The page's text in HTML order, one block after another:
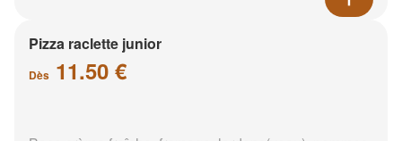
Pizza raclette junior
Dès 11.50 €